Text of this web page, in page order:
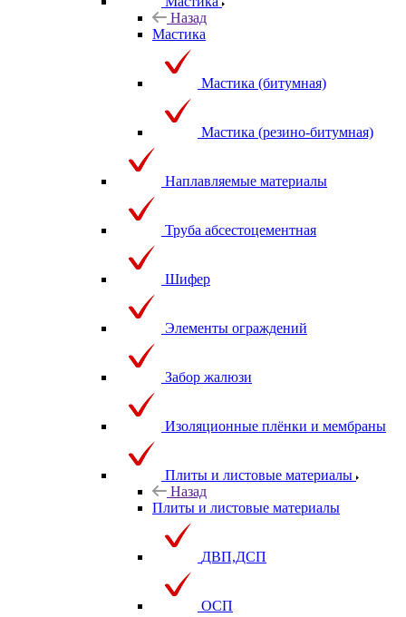
Назад
Мастика
Мастика (битумная)
Мастика (резино-битумная)
Наплавляемые материалы
Труба абсестоцементная
Шифер
Элементы ограждений
Забор жалюзи
Изоляционные плёнки и мембраны
Плиты и листовые материалы
Назад
Плиты и листовые материалы
ДВП,ДСП
ОСП